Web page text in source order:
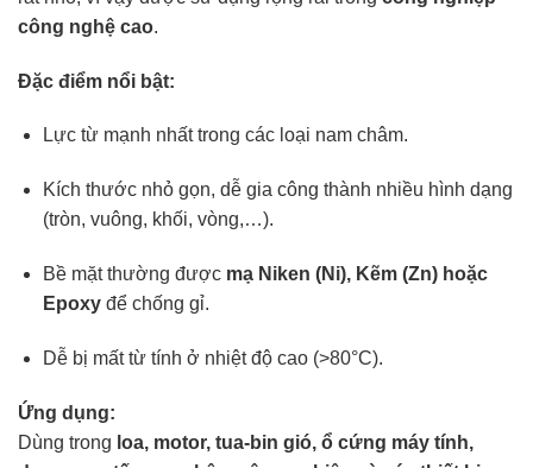
công nghệ cao.
Đặc điểm nổi bật:
Lực từ mạnh nhất trong các loại nam châm.
Kích thước nhỏ gọn, dễ gia công thành nhiều hình dạng
(tròn, vuông, khối, vòng,…).
Bề mặt thường được mạ Niken (Ni), Kẽm (Zn) hoặc
Epoxyđể chống gỉ.
Dễ bị mất từ tính ở nhiệt độ cao (>80°C).
Ứng dụng:
Dùng trong loa, motor, tua-bin gió, ổ cứng máy tính,